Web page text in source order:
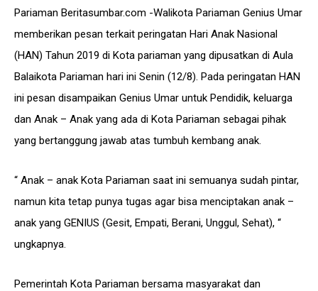
Pariaman Beritasumbar.com -Walikota Pariaman Genius Umar
memberikan pesan terkait peringatan Hari Anak Nasional
(HAN) Tahun 2019 di Kota pariaman yang dipusatkan di Aula
Balaikota Pariaman hari ini Senin (12/8). Pada peringatan HAN
ini pesan disampaikan Genius Umar untuk Pendidik, keluarga
dan Anak – Anak yang ada di Kota Pariaman sebagai pihak
yang bertanggung jawab atas tumbuh kembang anak.
“ Anak – anak Kota Pariaman saat ini semuanya sudah pintar,
namun kita tetap punya tugas agar bisa menciptakan anak –
anak yang GENIUS (Gesit, Empati, Berani, Unggul, Sehat), “
ungkapnya.
Pemerintah Kota Pariaman bersama masyarakat dan